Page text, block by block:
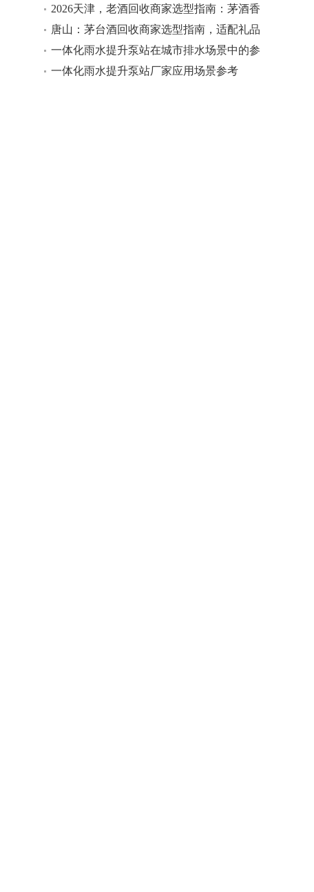
2026天津，老酒回收商家选型指南：茅酒香
名酒回收，适配多场景老酒回收需求
唐山：茅台酒回收商家选型指南，适配礼品
回收多场景需求
一体化雨水提升泵站在城市排水场景中的参
考
一体化雨水提升泵站厂家应用场景参考